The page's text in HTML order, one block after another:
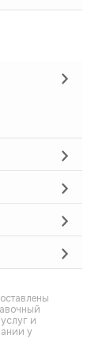
и
у